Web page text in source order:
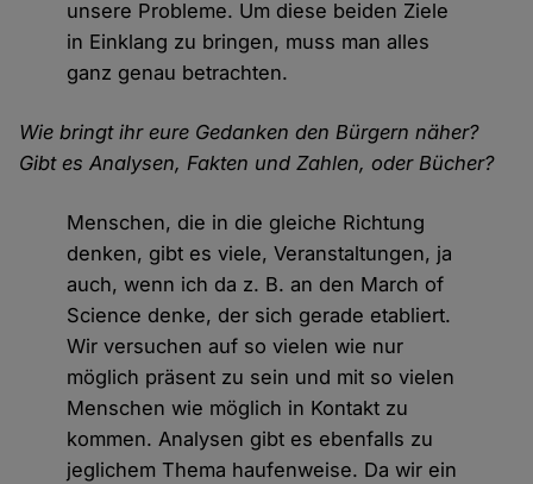
unsere Probleme. Um diese beiden Ziele
in Einklang zu bringen, muss man alles
ganz genau betrachten.
Wie bringt ihr eure Gedanken den Bürgern näher?
Gibt es Analysen, Fakten und Zahlen, oder Bücher?
Menschen, die in die gleiche Richtung
denken, gibt es viele, Veranstaltungen, ja
auch, wenn ich da z. B. an den March of
Science denke, der sich gerade etabliert.
Wir versuchen auf so vielen wie nur
möglich präsent zu sein und mit so vielen
Menschen wie möglich in Kontakt zu
kommen. Analysen gibt es ebenfalls zu
jeglichem Thema haufenweise. Da wir ein